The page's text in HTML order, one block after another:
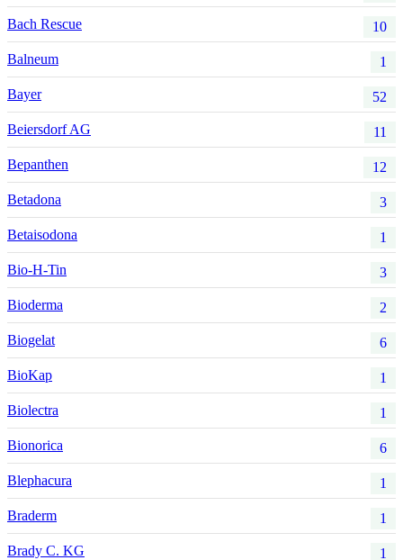
Bach Rescue 10
Balneum 1
Bayer 52
Beiersdorf AG 11
Bepanthen 12
Betadona 3
Betaisodona 1
Bio-H-Tin 3
Bioderma 2
Biogelat 6
BioKap 1
Biolectra 1
Bionorica 6
Blephacura 1
Braderm 1
Brady C. KG 1